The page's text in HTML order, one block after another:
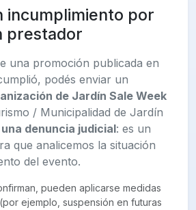
incumplimiento por
prestador
una promoción publicada en
podés enviar un
de Jardín Sale Week
/ Municipalidad de Jardín
una denuncia judicial: es un
que analicemos la situación
del evento.
pueden aplicarse medidas
ejemplo, suspensión en futuras